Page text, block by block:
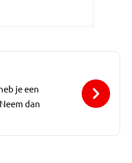
je een
dan